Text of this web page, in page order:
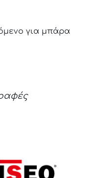
για μπάρα